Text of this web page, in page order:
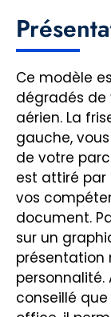
Ce modèle
dégradés de
aérien. La
gauche,
de votre
est attiré par
vos
document.
sur un
présentation
personnalité.
conseillé